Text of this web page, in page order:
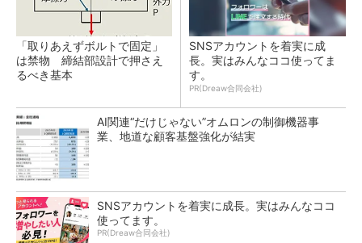
「取りあえずボルトで固定」
は禁物 締結部設計で押さえ
るべき基本
SNSアカウントを着実に成
長。実はみんなココ使ってま
す。
PR(Dreaw合同会社)
AI関連“だけじゃない”オムロンの制御機器事
業、地道な顧客基盤強化が結実
SNSアカウントを着実に成長。実はみんなココ
使ってます。
PR(Dreaw合同会社)